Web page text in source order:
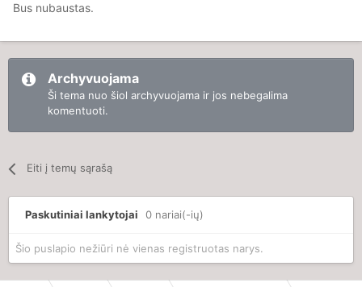
Bus nubaustas.
Archyvuojama
Ši tema nuo šiol archyvuojama ir jos nebegalima
komentuoti.
Eiti į temų sąrašą
Paskutiniai lankytojai 0 nariai(-ių)
Šio puslapio nežiūri nė vienas registruotas narys.